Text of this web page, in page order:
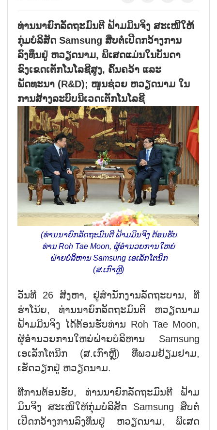
ທ່ານນາຍົກລັດຖະມົນຕີ ຟ້າມມິນຈິງ ສະເໜີໃຫ້
ກຸ່ມບໍລິສັດ Samsung ສືບຕໍ່ເປີດກວ້າງການ
ລົງທຶນຢູ່ ຫວຽດນາມ, ພິເສດແມ່ນໃນບັນດາ
ຂົງເຂດເຕັກໂນໂລຊີສູງ, ຄົ້ນຄວ້າ ແລະ
ພັດທະນາ (R&D); ໜູນຊ່ວຍ ຫວຽດນາມ ໃນ
ການສ້າງລະບົບນິເວດເຕັກໂນໂລຊີ
(ທ່ານນາຍົກລັດຖະມົນຕີ ຟ້າມມິນຈິງ ຕ້ອນຮັບ
ທ່ານ Roh Tae Moon, ຜູ້ອຳນວຍການໃຫຍ່
ຝ່າຍບໍລິຫານ Samsung ເອເລັກໂຕນິກ
(ສ.ເກົາຫຼີ)
ວັນທີ 26 ສິງຫາ, ຢູ່ສຳນັກງານລັດຖະບານ, ທີ່
ຮ່າໂນ້ຍ, ທ່ານນາຍົກລັດຖະມົນຕີ ຫວຽດນາມ
ຟ້າມມິນຈິງ ໄດ້ຕ້ອນຮັບທ່ານ Roh Tae Moon,
ຜູ້ອຳນວຍການໃຫຍ່ຝ່າຍບໍລິຫານ Samsung
ເອເລັກໂຕນິກ (ສ.ເກົາຫຼີ) ທີ່ພວມຢ້ຽມຢາມ,
ເຮັດວຽກຢູ່ ຫວຽດນາມ.
ທີ່ການຕ້ອນຮັບ, ທ່ານນາຍົກລັດຖະມົນຕີ ຟ້າມ
ມິນຈິງ ສະເໜີໃຫ້ກຸ່ມບໍລິສັດ Samsung ສືບຕໍ່
ເປີດກວ້າງການລົງທຶນຢູ່ ຫວຽດນາມ, ພິເສດ